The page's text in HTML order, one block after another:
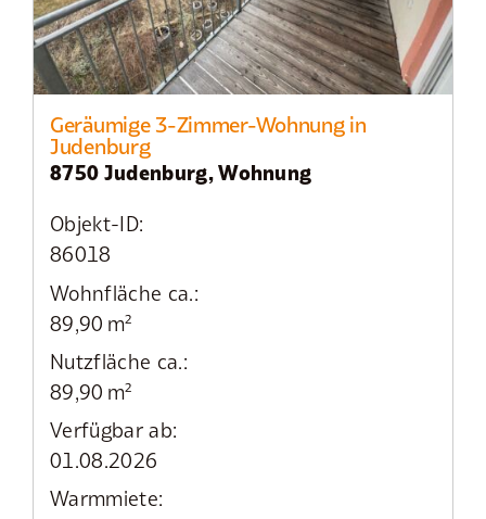
Geräumige 3-Zimmer-Wohnung in
Judenburg
8750 Judenburg, Wohnung
Objekt-ID:
86018
Wohnfläche ca.:
89,90 m²
Nutzfläche ca.:
89,90 m²
Verfügbar ab:
01.08.2026
Warmmiete: